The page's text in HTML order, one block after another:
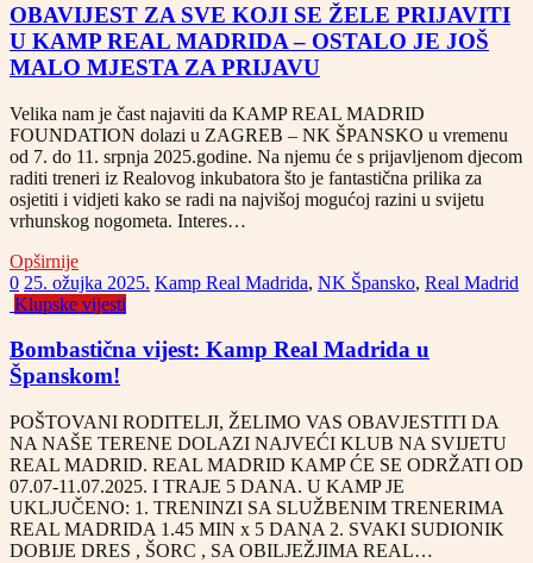
OBAVIJEST ZA SVE KOJI SE ŽELE PRIJAVITI
U KAMP REAL MADRIDA – OSTALO JE JOŠ
MALO MJESTA ZA PRIJAVU
Velika nam je čast najaviti da KAMP REAL MADRID
FOUNDATION dolazi u ZAGREB – NK ŠPANSKO u vremenu
od 7. do 11. srpnja 2025.godine. Na njemu će s prijavljenom djecom
raditi treneri iz Realovog inkubatora što je fantastična prilika za
osjetiti i vidjeti kako se radi na najvišoj mogućoj razini u svijetu
vrhunskog nogometa. Interes…
Opširnije
0 25. ožujka 2025. Kamp Real Madrida, NK Špansko, Real Madrid
Klupske vijesti
Bombastična vijest: Kamp Real Madrida u
Španskom!
POŠTOVANI RODITELJI, ŽELIMO VAS OBAVJESTITI DA
NA NAŠE TERENE DOLAZI NAJVEĆI KLUB NA SVIJETU
REAL MADRID. REAL MADRID KAMP ĆE SE ODRŽATI OD
07.07-11.07.2025. I TRAJE 5 DANA. U KAMP JE
UKLJUČENO: 1. TRENINZI SA SLUŽBENIM TRENERIMA
REAL MADRIDA 1.45 MIN x 5 DANA 2. SVAKI SUDIONIK
DOBIJE DRES , ŠORC , SA OBILJEŽJIMA REAL…